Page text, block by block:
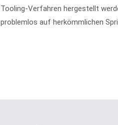
Tooling-Verfahren hergestellt
problemlos auf herkömmlichen